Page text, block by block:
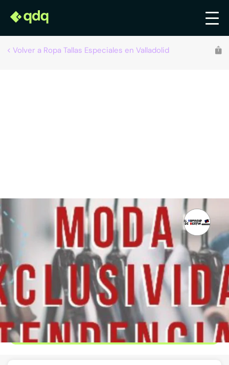
Volver a Ropa Tallas Especiales en Valladolid
Recomendado por qdq
El Armario de Bertín (Rosa Isabel Crespo
Torres)
Ropa tallas especiales
Calle de Labradores 14, 47004, Valladolid, Valladolid
CÓMO LLEGAR ESCRÍBENOS
Llamar ahora